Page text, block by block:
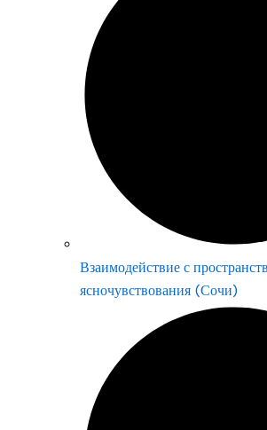
Взаимодействие с
ясночувствования (Сочи)